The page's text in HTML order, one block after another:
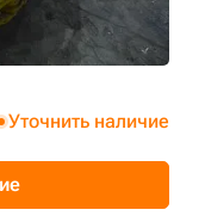
Уточнить наличие